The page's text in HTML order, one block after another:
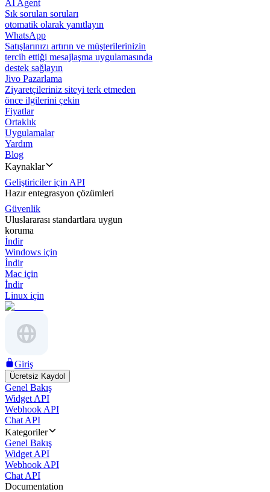
AI Agent
Sık sorulan soruları
otomatik olarak yanıtlayın
WhatsApp
Satışlarınızı artırın ve müşterilerinizin
tercih ettiği mesajlaşma uygulamasında
destek sağlayın
Jivo Pazarlama
Ziyaretçileriniz siteyi terk etmeden
önce ilgilerini çekin
Fiyatlar
Ortaklık
Uygulamalar
Yardım
Blog
Kaynaklar
Geliştiriciler için API
Hazır entegrasyon çözümleri
Güvenlik
Uluslararası standartlara uygun
koruma
İndir
Windows için
İndir
Mac için
İndir
Linux için
Giriş
Ücretsiz Kaydol
Genel Bakış
Widget API
Webhook API
Chat API
Kategoriler
Genel Bakış
Widget API
Webhook API
Chat API
Documentation